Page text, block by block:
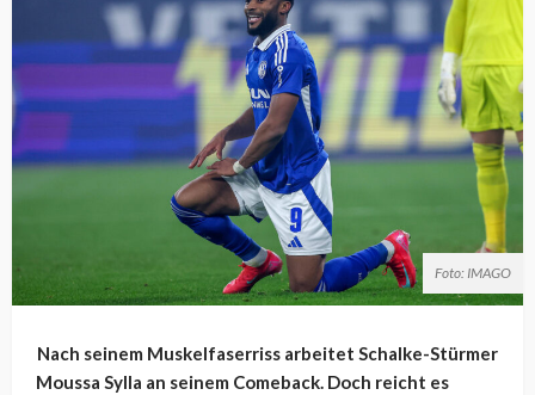
Foto: IMAGO
Nach seinem Muskelfaserriss arbeitet Schalke-Stürmer
Moussa Sylla an seinem Comeback. Doch reicht es